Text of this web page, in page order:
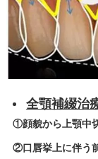
全顎補綴治
①顔貌から上顎中
②口唇挙上に伴う